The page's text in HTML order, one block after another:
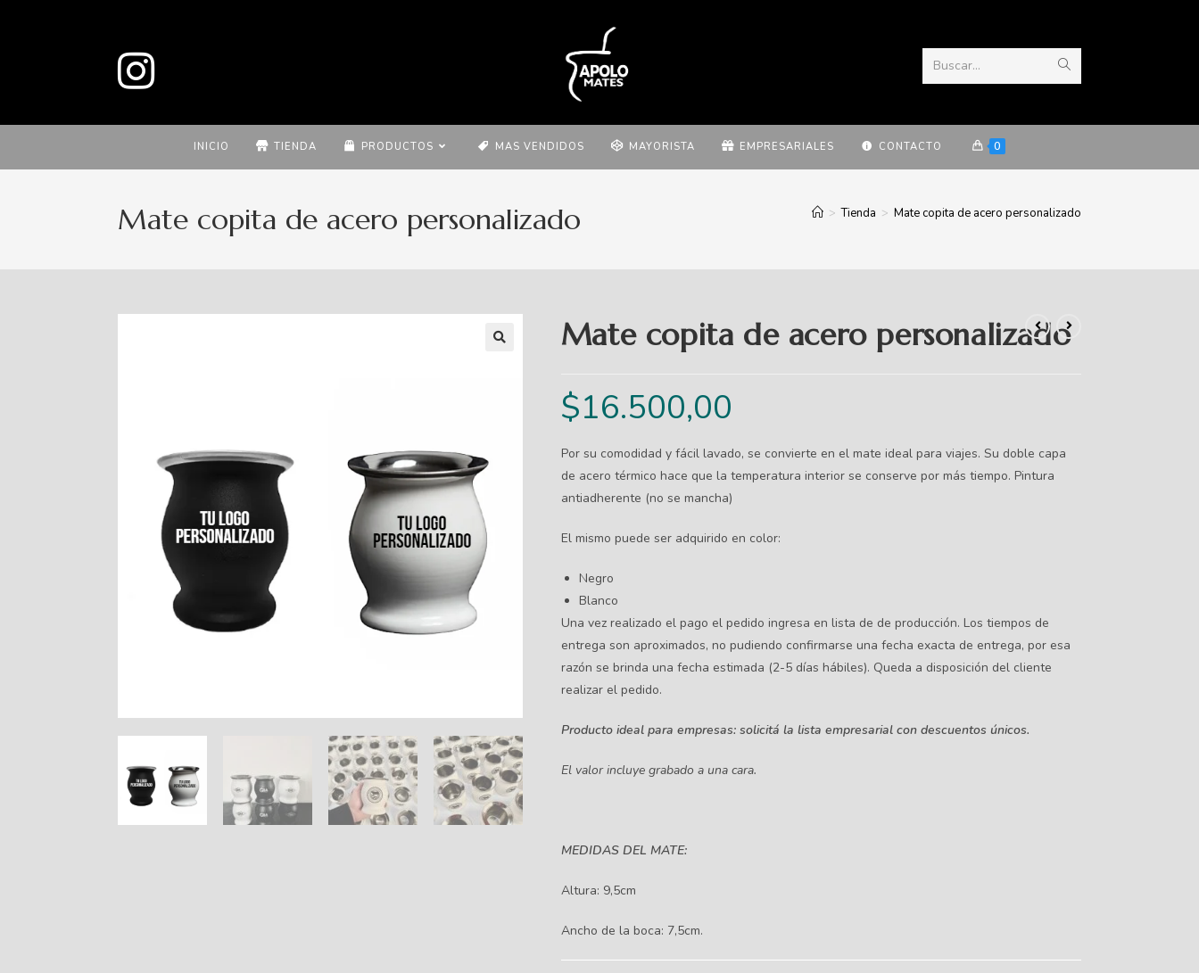
Buscar...
INICIO TIENDA PRODUCTOS MAS VENDIDOS MAYORISTA EMPRESARIALES CONTACTO 0
Mate copita de acero personalizado > Tienda > Mate copita de acero personalizado
Mate copita de acero personalizado
$16.500,00
Por su comodidad y fácil lavado, se convierte en el mate ideal para viajes. Su doble capa
de acero térmico hace que la temperatura interior se conserve por más tiempo. Pintura
antiadherente (no se mancha)
El mismo puede ser adquirido en color:
Negro
Blanco
Una vez realizado el pago el pedido ingresa en lista de de producción. Los tiempos de
entrega son aproximados, no pudiendo confirmarse una fecha exacta de entrega, por esa
razón se brinda una fecha estimada (2-5 días hábiles). Queda a disposición del cliente
realizar el pedido.
Producto ideal para empresas: solicitá la lista empresarial con descuentos únicos.
El valor incluye grabado a una cara.
MEDIDAS DEL MATE:
Altura: 9,5cm
Ancho de la boca: 7,5cm.